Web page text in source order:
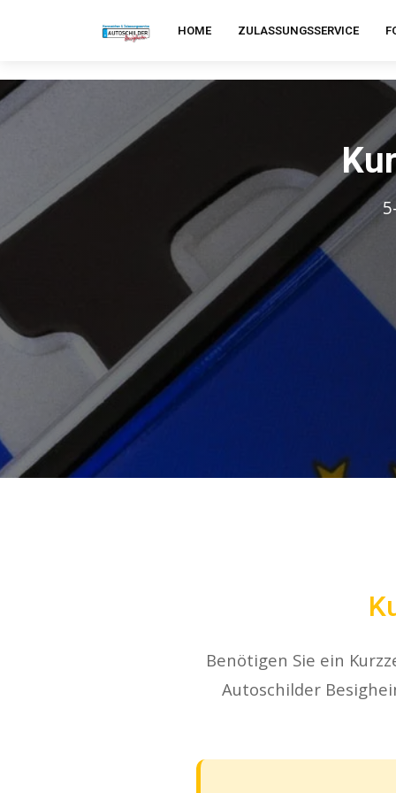
HOME ZULASSUNGSSERVICE
Benötigen Sie ein
Autoschilder